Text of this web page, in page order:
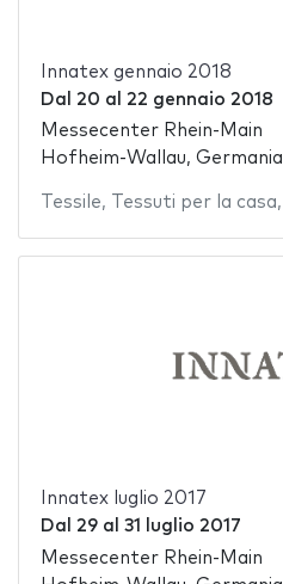
Innatex gennaio 2018
Dal 20 al 22 gennaio 2018
Messecenter Rhein-Main
Hofheim-Wallau, Germania
Tessile, Tessuti per la casa,
Innatex luglio 2017
Dal 29al 31 luglio 2017
Messecenter Rhein-Main